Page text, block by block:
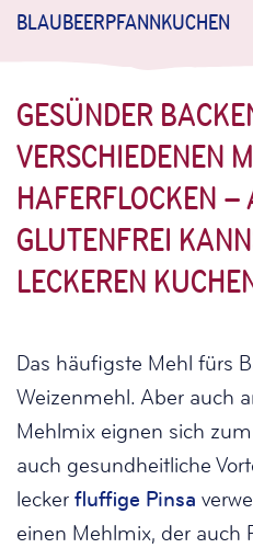
BLAUBEERPFANNKUCHEN
GESÜNDER
VERSCHIEDENEN
HAFERFLOCKEN –
GLUTENFREI
LECKEREN
Das häufigste Mehl fürs
Weizenmehl. Aber auch
Mehlmix eignen sich
auch gesundheitliche
lecker fluffige Pinsa
einen Mehlmix, der auch